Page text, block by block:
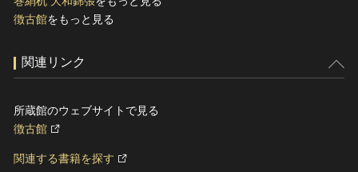
徴古館をもっと見る
関連リンク
所蔵館のウェブサイトで見る
徴古館
関連する書籍を探す